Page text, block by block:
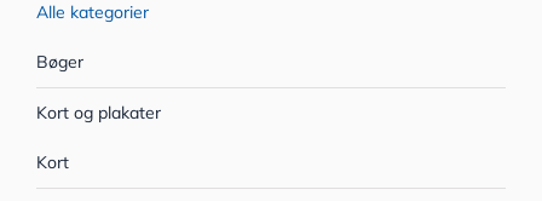
Alle kategorier
Bøger
Kort og plakater
Kort